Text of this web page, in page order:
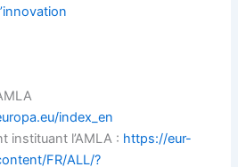
index_en
instituant l’AMLA : https://eur-
FR/ALL/?